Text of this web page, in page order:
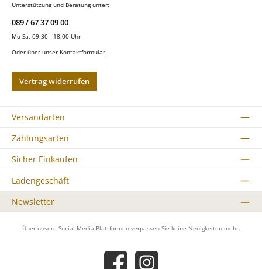
Unterstützung und Beratung unter:
089 / 67 37 09 00
Mo-Sa, 09:30 - 18:00 Uhr
Oder über unser Kontaktformular.
Vertrag widerrufen
Versandarten
Zahlungsarten
Sicher Einkaufen
Ladengeschäft
Newsletter
Über unsere Social Media Plattformen verpassen Sie keine Neuigkeiten mehr.
Facebook Instagram